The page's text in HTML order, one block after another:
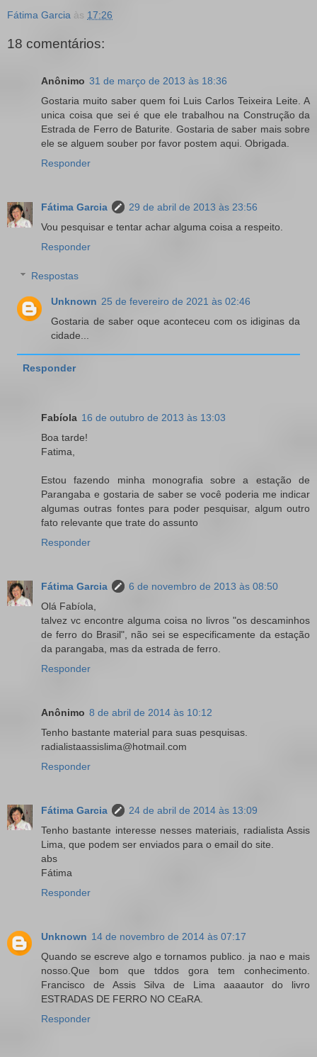
Fátima Garcia às 17:26
18 comentários:
Anônimo 31 de março de 2013 às 18:36
Gostaria muito saber quem foi Luis Carlos Teixeira Leite. A
unica coisa que sei é que ele trabalhou na Construção da
Estrada de Ferro de Baturite. Gostaria de saber mais sobre
ele se alguem souber por favor postem aqui. Obrigada.
Responder
Fátima Garcia
29 de abril de 2013 às 23:56
Vou pesquisar e tentar achar alguma coisa a respeito.
Responder
Respostas
Unknown 25 de fevereiro de 2021 às 02:46
Gostaria de saber oque aconteceu com os idiginas da
cidade...
Responder
Fabíola 16 de outubro de 2013 às 13:03
Boa tarde!
Fatima,
Estou fazendo minha monografia sobre a estação de
Parangaba e gostaria de saber se você poderia me indicar
algumas outras fontes para poder pesquisar, algum outro
fato relevante que trate do assunto
Responder
Fátima Garcia
6 de novembro de 2013 às 08:50
Olá Fabíola,
talvez vc encontre alguma coisa no livros "os descaminhos
de ferro do Brasil", não sei se especificamente da estação
da parangaba, mas da estrada de ferro.
Responder
Anônimo 8 de abril de 2014 às 10:12
Tenho bastante material para suas pesquisas.
radialistaassislima@hotmail.com
Responder
Fátima Garcia
24 de abril de 2014 às 13:09
Tenho bastante interesse nesses materiais, radialista Assis
Lima, que podem ser enviados para o email do site.
abs
Fátima
Responder
Unknown 14 de novembro de 2014 às 07:17
Quando se escreve algo e tornamos publico. ja nao e mais
nosso.Que bom que tddos gora tem conhecimento.
Francisco de Assis Silva de Lima aaaautor do livro
ESTRADAS DE FERRO NO CEaRA.
Responder